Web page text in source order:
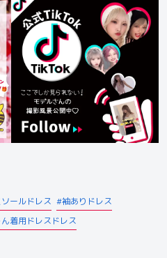
ールドレス
袖ありドレス
着用ドレスドレス